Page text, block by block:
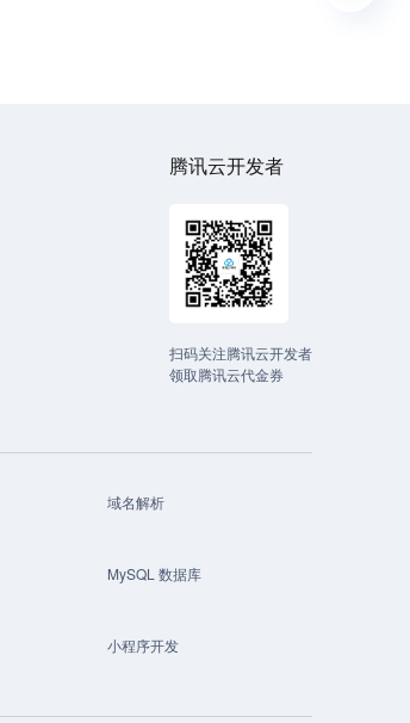
腾讯云开发者
扫码关注腾讯云开发者
领取腾讯云代金券
域名解析
MySQL 数据库
小程序开发